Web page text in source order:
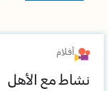
أفلام
نشاط مع الأهل